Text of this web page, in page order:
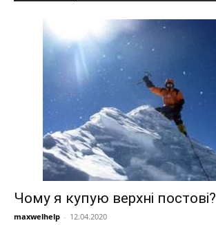
Чому я купую верхні постові?
maxwelhelp - 12.04.2020